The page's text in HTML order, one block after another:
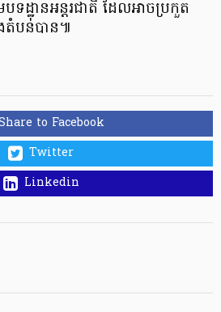
ទដ្ឋាន​អន្តរជាតិ ដែល​​អាច​​ប្រកួត​
តំបន់​​បាន៕
to Facebook
Twitter
Linkedin